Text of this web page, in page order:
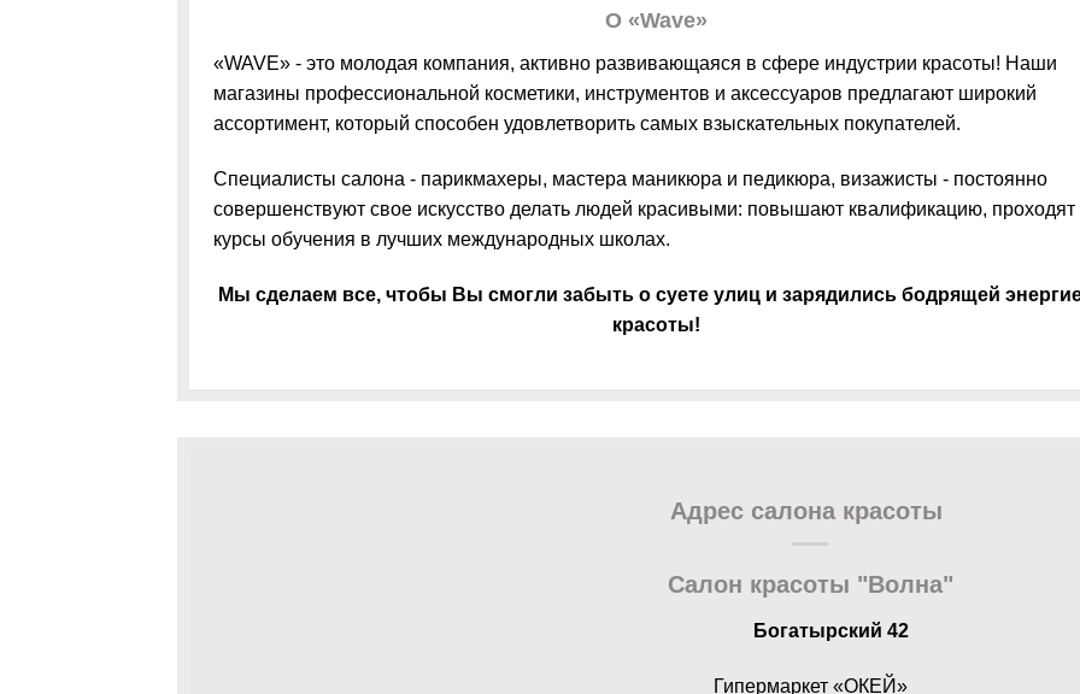
О «Wave»
«WAVE» - это молодая компания, активно развивающаяся в сфере индустрии красоты! Наши
магазины профессиональной косметики, инструментов и аксессуаров предлагают широкий
ассортимент, который способен удовлетворить самых взыскательных покупателей.
Специалисты салона - парикмахеры, мастера маникюра и педикюра, визажисты - постоянно
совершенствуют свое искусство делать людей красивыми: повышают квалификацию, проходят
курсы обучения в лучших международных школах.
Мы сделаем все, чтобы Вы смогли забыть о суете улиц и зарядились бодрящей
красоты!
Адрес салона красоты
Салон красоты "Волна"
Богатырский 42
Гипермаркет «ОКЕЙ»